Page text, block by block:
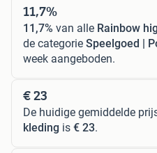
11,7%
11,7% van alle Rainbow
de categorie Speelgoed |
week aangeboden.
€ 23
De huidige gemiddelde
kleding is € 23.